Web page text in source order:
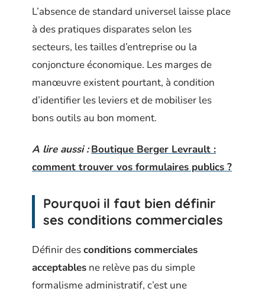
L’absence de standard universel laisse place
à des pratiques disparates selon les
secteurs, les tailles d’entreprise ou la
conjoncture économique. Les marges de
manœuvre existent pourtant, à condition
d’identifier les leviers et de mobiliser les
bons outils au bon moment.
A lire aussi : Boutique Berger Levrault :
comment trouver vos formulaires publics ?
Pourquoi il faut bien définir
ses conditions commerciales
Définir desconditions commerciales
acceptables ne relève pas du simple
formalisme administratif, c’est une